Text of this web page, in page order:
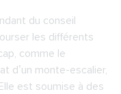
du conseil
les différents
comme le
d’un monte-escalier,
est soumise à des